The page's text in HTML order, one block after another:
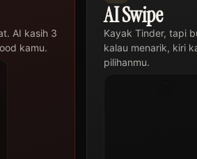
AI kasih 3
kamu.
AI Swipe
Kayak Tinder, tapi
kalau menarik, kiri
pilihanmu.